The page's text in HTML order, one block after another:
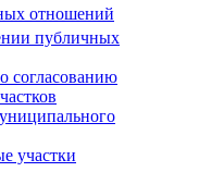
отношений
публичных
согласованию
участки